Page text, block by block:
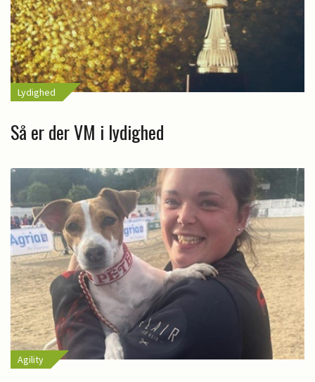
Lydighed
Så er der VM i lydighed
Agility